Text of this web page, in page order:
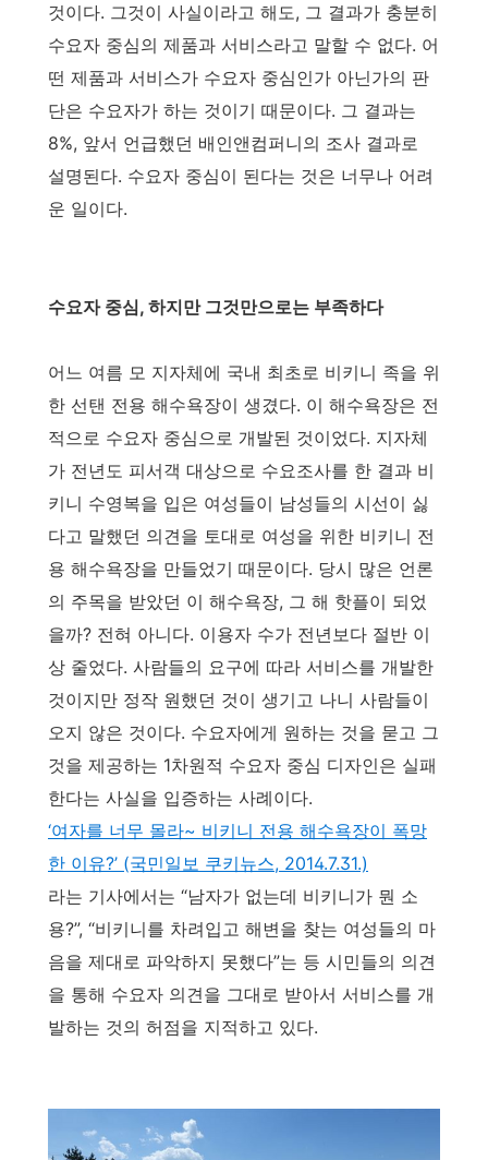
것이다. 그것이 사실이라고 해도, 그 결과가 충분히
수요자 중심의 제품과 서비스라고 말할 수 없다. 어
떤 제품과 서비스가 수요자 중심인가 아닌가의 판
단은 수요자가 하는 것이기 때문이다. 그 결과는
8%, 앞서 언급했던 배인앤컴퍼니의 조사 결과로
설명된다. 수요자 중심이 된다는 것은 너무나 어려
운 일이다.
수요자 중심, 하지만 그것만으로는 부족하다
어느 여름 모 지자체에 국내 최초로 비키니 족을 위
한 선탠 전용 해수욕장이 생겼다. 이 해수욕장은 전
적으로 수요자 중심으로 개발된 것이었다. 지자체
가 전년도 피서객 대상으로 수요조사를 한 결과 비
키니 수영복을 입은 여성들이 남성들의 시선이 싫
다고 말했던 의견을 토대로 여성을 위한 비키니 전
용 해수욕장을 만들었기 때문이다. 당시 많은 언론
의 주목을 받았던 이 해수욕장, 그 해 핫플이 되었
을까? 전혀 아니다. 이용자 수가 전년보다 절반 이
상 줄었다. 사람들의 요구에 따라 서비스를 개발한
것이지만 정작 원했던 것이 생기고 나니 사람들이
오지 않은 것이다. 수요자에게 원하는 것을 묻고 그
것을 제공하는 1차원적 수요자 중심 디자인은 실패
한다는 사실을 입증하는 사례이다.
‘여자를 너무 몰라~ 비키니 전용 해수욕장이 폭망
한 이유?’ (국민일보 쿠키뉴스, 2014.7.31.)
라는 기사에서는 “남자가 없는데 비키니가 뭔 소
용?”, “비키니를 차려입고 해변을 찾는 여성들의 마
음을 제대로 파악하지 못했다”는 등 시민들의 의견
을 통해 수요자 의견을 그대로 받아서 서비스를 개
발하는 것의 허점을 지적하고 있다.